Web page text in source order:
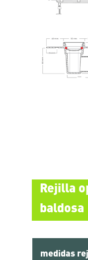
Rejilla
baldosa
medidas